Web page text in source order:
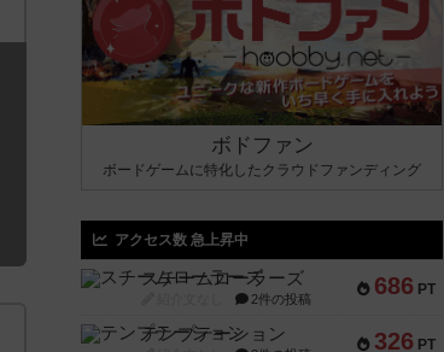
ボドファン
ボードゲームに特化したクラウドファンディング
アクセス数 急上昇中
686 PT
スチームローラーズ
2件の投稿
326 PT
テンプテーション